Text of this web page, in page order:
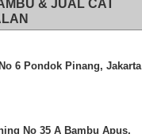
& JUAL CAT
6 Pondok Pinang, Jakarta
No 35 A Bambu Apus,